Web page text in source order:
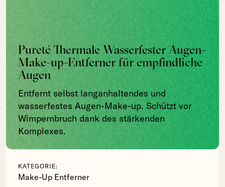
Pureté Thermale Wasserfester Augen-
Make-up-Entferner für empfindliche
Augen
Entfernt selbst langanhaltendes und
wasserfestes Augen-Make-up. Schützt vor
Wimpernbruch dank des stärkenden
Komplexes.
KATEGORIE:
Make-Up Entferner